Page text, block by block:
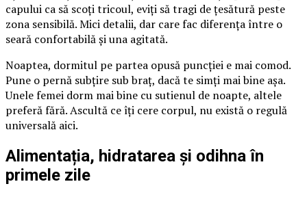
capului ca să scoți tricoul, eviți să tragi de țesătură peste
zona sensibilă. Mici detalii, dar care fac diferența între o
seară confortabilă și una agitată.
Noaptea, dormitul pe partea opusă puncției e mai comod.
Pune o pernă subțire sub braț, dacă te simți mai bine așa.
Unele femei dorm mai bine cu sutienul de noapte, altele
preferă fără. Ascultă ce îți cere corpul, nu există o regulă
universală aici.
Alimentația, hidratarea și odihna în
primele zile